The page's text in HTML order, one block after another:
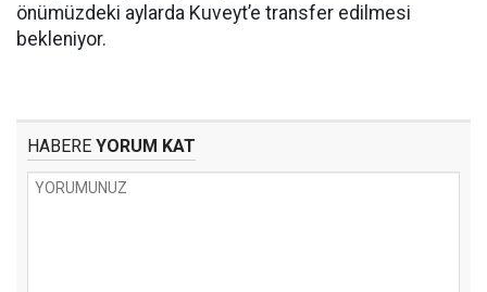
önümüzdeki aylarda Kuveyt’e transfer edilmesi
bekleniyor.
HABERE YORUM KAT